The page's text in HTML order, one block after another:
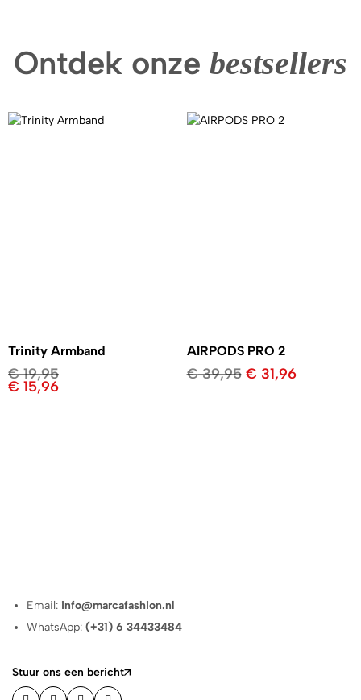
Ontdek onze bestsellers
Trinity Armband
€19,95
€ 15,96
AIRPODS PRO 2
€39,95 € 31,96
Email: info@marcafashion.nl
WhatsApp:(+31) 6 34433484
Stuur ons een bericht